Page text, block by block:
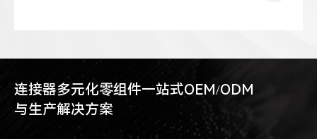
连接器多元化零组件一站式OEM/ODM
与生产解决方案